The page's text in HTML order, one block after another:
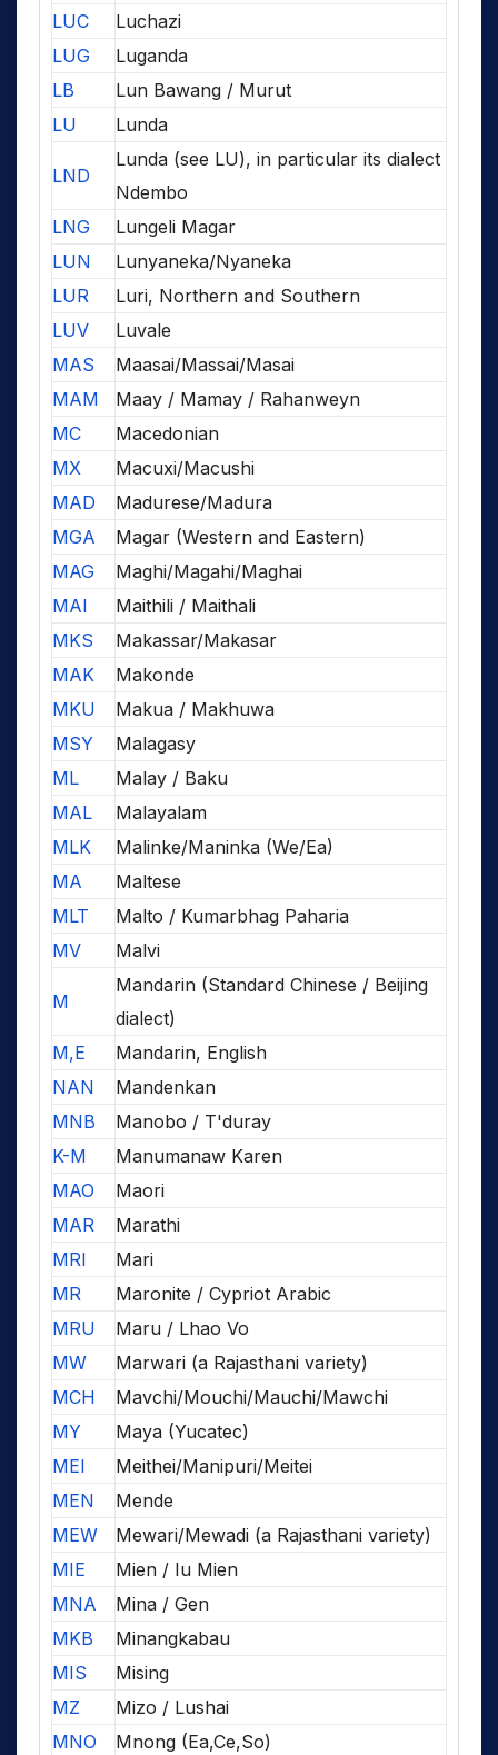
LUC
Luchazi
LUG
Luganda
LB
Lun Bawang / Murut
LU
Lunda
LND
Lunda (see LU), in particular its dialect
Ndembo
LNG
Lungeli Magar
LUN
Lunyaneka/Nyaneka
LUR
Luri, Northern and Southern
LUV
Luvale
MAS
Maasai/Massai/Masai
MAM
Maay / Mamay / Rahanweyn
MC
Macedonian
MX
Macuxi/Macushi
MAD
Madurese/Madura
MGA
Magar (Western and Eastern)
MAG
Maghi/Magahi/Maghai
MAI
Maithili / Maithali
MKS
Makassar/Makasar
MAK
Makonde
MKU
Makua / Makhuwa
MSY
Malagasy
ML
Malay / Baku
MAL
Malayalam
MLK
Malinke/Maninka (We/Ea)
MA
Maltese
MLT
Malto / Kumarbhag Paharia
MV
Malvi
M
Mandarin (Standard Chinese / Beijing
dialect)
M,E
Mandarin, English
NAN
Mandenkan
MNB
Manobo / T'duray
K-M
Manumanaw Karen
MAO
Maori
MAR
Marathi
MRI
Mari
MR
Maronite / Cypriot Arabic
MRU
Maru / Lhao Vo
MW
Marwari (a Rajasthani variety)
MCH
Mavchi/Mouchi/Mauchi/Mawchi
MY
Maya (Yucatec)
MEI
Meithei/Manipuri/Meitei
MEN
Mende
MEW
Mewari/Mewadi (a Rajasthani variety)
MIE
Mien / Iu Mien
MNA
Mina / Gen
MKB
Minangkabau
MIS
Mising
MZ
Mizo / Lushai
MNO
Mnong (Ea,Ce,So)